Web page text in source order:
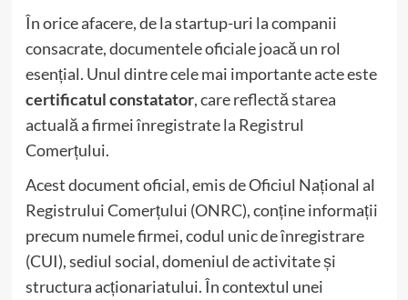
În orice afacere, de la startup-uri la companii
consacrate, documentele oficiale joacă un rol
esențial. Unul dintre cele mai importante acte este
certificatul constatator, care reflectă starea
actuală a firmei înregistrate la Registrul
Comerțului.
Acest document oficial, emis de Oficiul Național al
Registrului Comerțului (ONRC), conține informații
precum numele firmei, codul unic de înregistrare
(CUI), sediul social, domeniul de activitate și
structura acționariatului. În contextul unei